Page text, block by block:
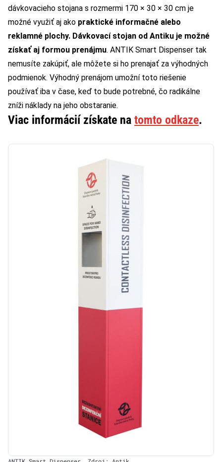
dávkovacieho stojana s rozmermi 170 × 30 × 30 cm je
možné využiť aj ako praktické informačné alebo
reklamné plochy. Dávkovací stojan od Antiku je možné
získať aj formou prenájmu. ANTIK Smart Dispenser tak
nemusíte zakúpiť, ale môžete si ho prenajať za výhodných
podmienok. Výhodný prenájom umožní toto riešenie
používať iba v čase, keď to bude potrebné, čo radikálne
zníži náklady na jeho obstaranie.
Viac informácií získate na tomto odkaze.